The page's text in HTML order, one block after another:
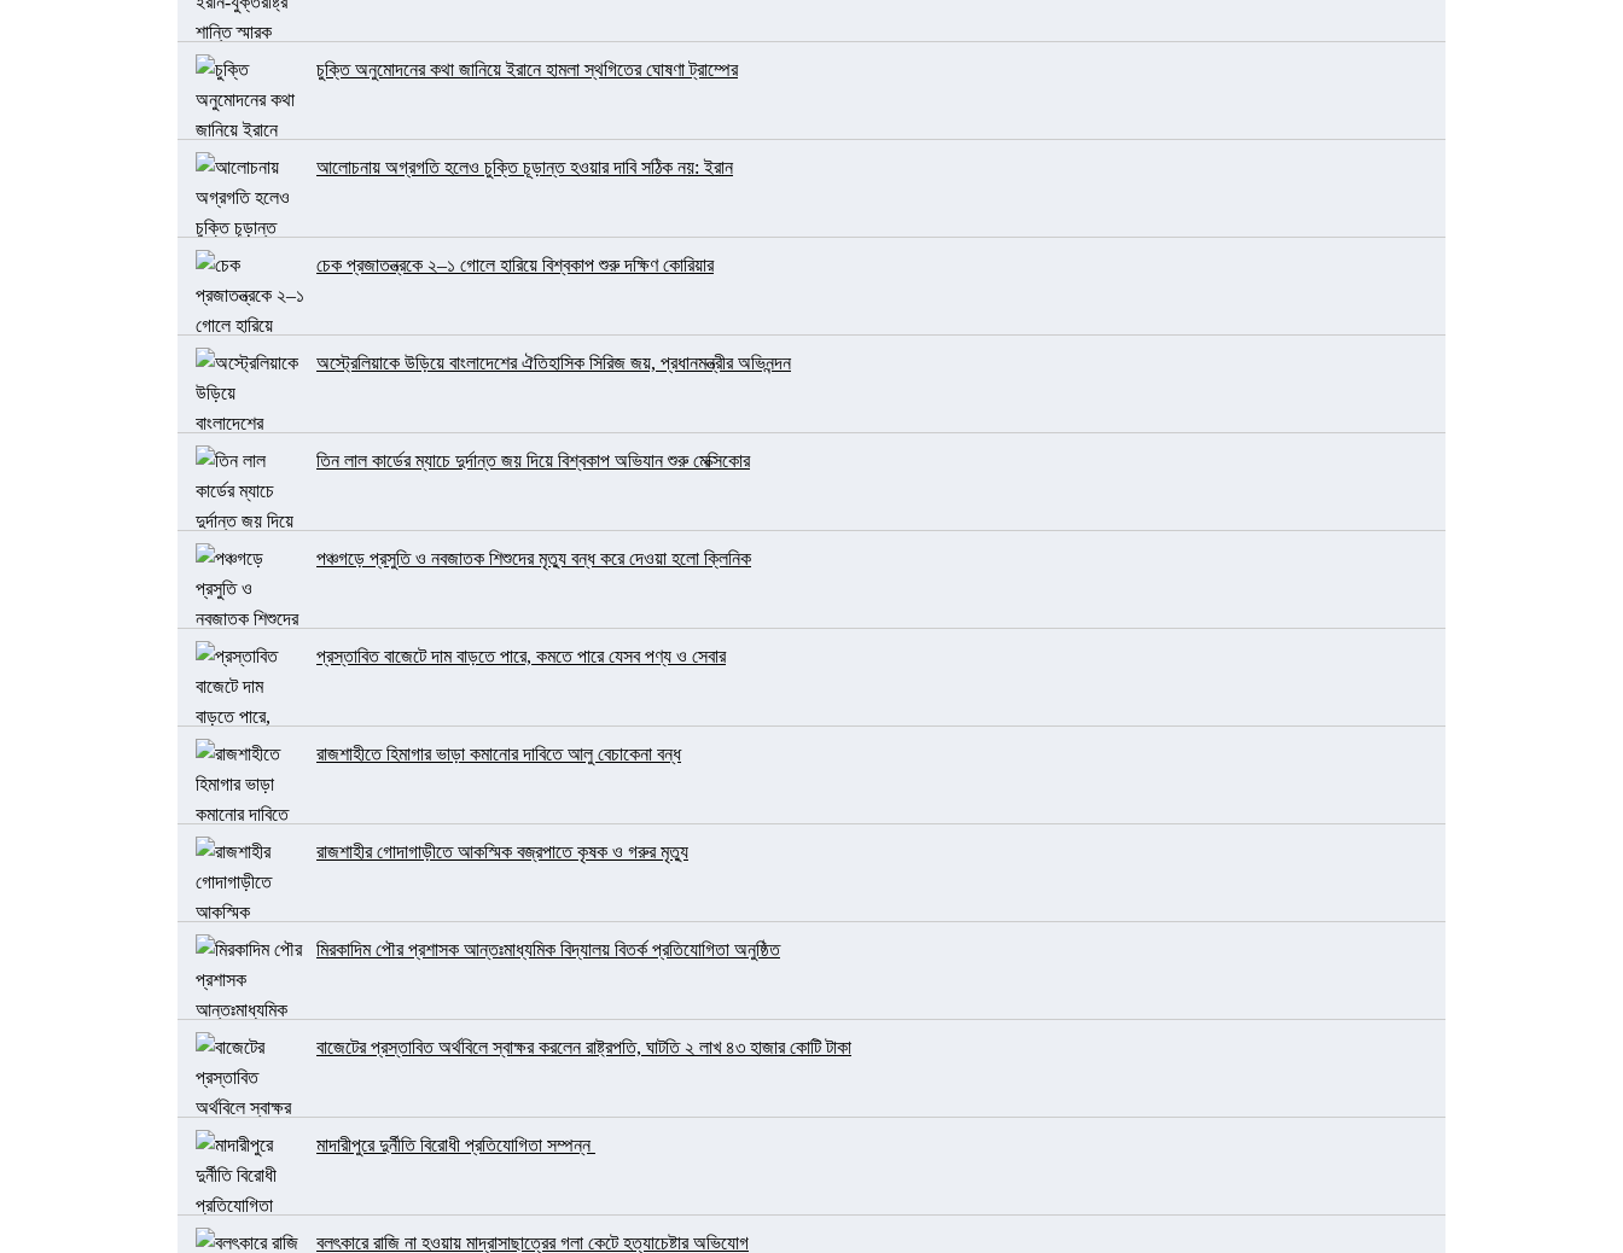
চুক্তি অনুমোদনের কথা জানিয়ে ইরানে হামলা স্থগিতের ঘোষণা ট্রাম্পের
আলোচনায় অগ্রগতি হলেও চুক্তি চূড়ান্ত হওয়ার দাবি সঠিক নয়: ইরান
চেক প্রজাতন্ত্রকে ২–১ গোলে হারিয়ে বিশ্বকাপ শুরু দক্ষিণ কোরিয়ার
অস্ট্রেলিয়াকে উড়িয়ে বাংলাদেশের ঐতিহাসিক সিরিজ জয়, প্রধানমন্ত্রীর অভিনন্দন
তিন লাল কার্ডের ম্যাচে দুর্দান্ত জয় দিয়ে বিশ্বকাপ অভিযান শুরু মেক্সিকোর
পঞ্চগড়ে প্রসুতি ও নবজাতক শিশুদের মৃত্যু বন্ধ করে দেওয়া হলো ক্লিনিক
প্রস্তাবিত বাজেটে দাম বাড়তে পারে, কমতে পারে যেসব পণ্য ও সেবার
রাজশাহীতে হিমাগার ভাড়া কমানোর দাবিতে আলু বেচাকেনা বন্ধ
রাজশাহীর গোদাগাড়ীতে আকস্মিক বজ্রপাতে কৃষক ও গরুর মৃত্যু
মিরকাদিম পৌর প্রশাসক আন্তঃমাধ্যমিক বিদ্যালয় বিতর্ক প্রতিযোগিতা অনুষ্ঠিত
বাজেটের প্রস্তাবিত অর্থবিলে স্বাক্ষর করলেন রাষ্ট্রপতি, ঘাটতি ২ লাখ ৪৩ হাজার কোটি টাকা
মাদারীপুরে দুর্নীতি বিরোধী প্রতিযোগিতা সম্পন্ন
বলৎকারে রাজি না হওয়ায় মাদ্রাসাছাত্রের গলা কেটে হত্যাচেষ্টার অভিযোগ